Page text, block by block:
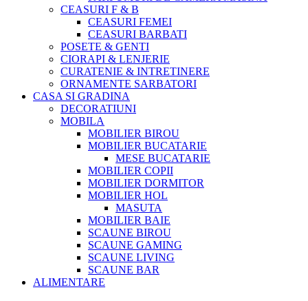
CEASURI F & B
CEASURI FEMEI
CEASURI BARBATI
POSETE & GENTI
CIORAPI & LENJERIE
CURATENIE & INTRETINERE
ORNAMENTE SARBATORI
CASA SI GRADINA
DECORATIUNI
MOBILA
MOBILIER BIROU
MOBILIER BUCATARIE
MESE BUCATARIE
MOBILIER COPII
MOBILIER DORMITOR
MOBILIER HOL
MASUTA
MOBILIER BAIE
SCAUNE BIROU
SCAUNE GAMING
SCAUNE LIVING
SCAUNE BAR
ALIMENTARE